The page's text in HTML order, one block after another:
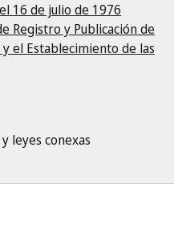
16 de julio de 1976
Registro y Publicación de
el Establecimiento de las
leyes conexas